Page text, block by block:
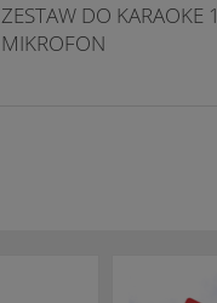
ZESTAW DO KARAOKE 1
MIKROFON